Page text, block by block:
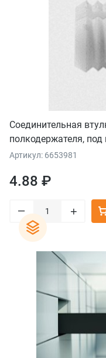
Соединительная
полкодержателя, под
Артикул: 6653981
4.88 ₽
– +